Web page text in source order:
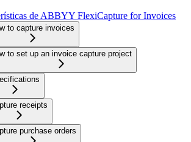
de ABBYY FlexiCapture for Invoices
to capture invoices
to set up an invoice capture project
receipts
purchase orders